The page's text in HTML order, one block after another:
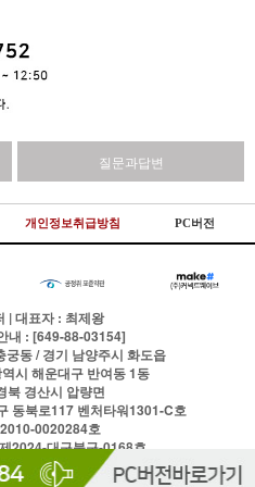
질문과답변
개인정보취급방침 PC버전
| 대표자 : 최제왕
내 : [649-88-03154]
동 / 경기 남양주시 화도읍
시 해운대구 반여동 1동
북 경산시 압량면
동북로117 벤처타워1301-C호
0020284호
2024-대구북구-0168호
1184팩스